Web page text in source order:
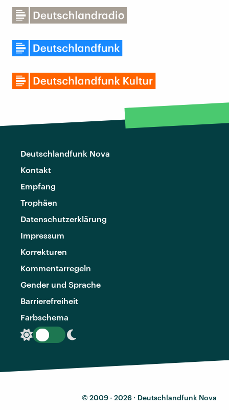
Deutschlandfunk Nova
Kontakt
Empfang
Trophäen
Datenschutzerklärung
Impressum
Korrekturen
Kommentarregeln
Gender und Sprache
Barrierefreiheit
Farbschema
© 2009 - 2026 · Deutschlandfunk Nova